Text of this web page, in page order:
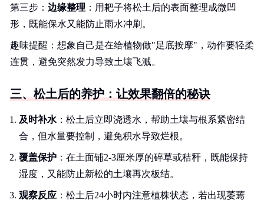
第三步： 边缘整理 ：用耙子将松土后的表面整理成微凹
形，既能保水又能防止雨水冲刷。
趣味提醒：想象自己是在给植物做"足底按摩"，动作要轻柔
连贯，避免突然发力导致土壤飞溅。
三、松土后的养护：让效果翻倍的秘诀
及时补水 ：松土后立即浇透水，帮助土壤与根系紧密结
合，但水量要控制，避免积水导致烂根。
覆盖保护 ：在土面铺2-3厘米厚的碎草或秸秆，既能保持
湿度，又能防止新松的土壤再次板结。
观察反应 ：松土后24小时内注意植株状态，若出现萎蔫